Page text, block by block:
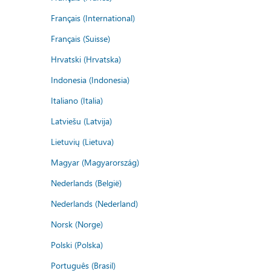
Français (International)
Français (Suisse)
Hrvatski (Hrvatska)
Indonesia (Indonesia)
Italiano (Italia)
Latviešu (Latvija)
Lietuvių (Lietuva)
Magyar (Magyarország)
Nederlands (België)
Nederlands (Nederland)
Norsk (Norge)
Polski (Polska)
Português (Brasil)